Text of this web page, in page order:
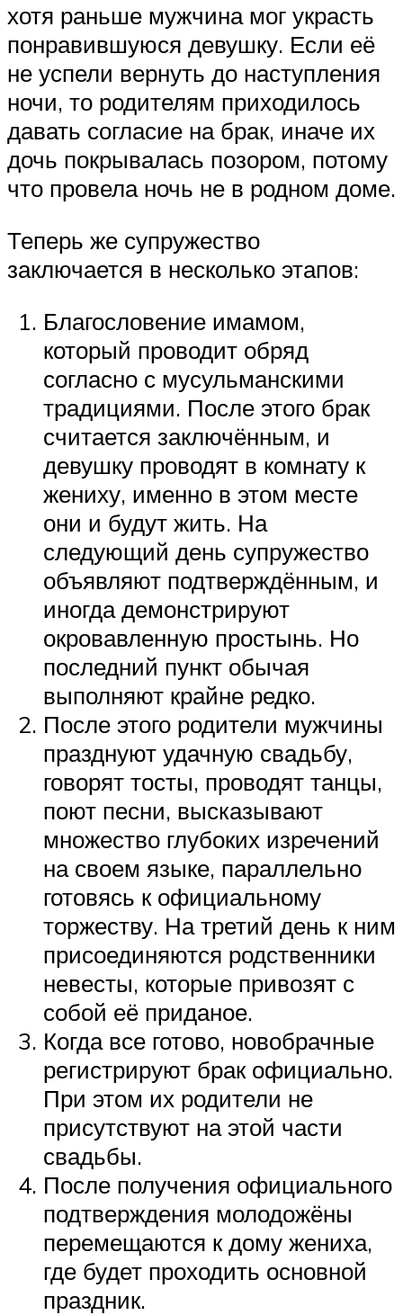
хотя раньше мужчина мог украсть
понравившуюся девушку. Если её
не успели вернуть до наступления
ночи, то родителям приходилось
давать согласие на брак, иначе их
дочь покрывалась позором, потому
что провела ночь не в родном доме.
Теперь же супружество
заключается в несколько этапов:
Благословение имамом,
который проводит обряд
согласно с мусульманскими
традициями. После этого брак
считается заключённым, и
девушку проводят в комнату к
жениху, именно в этом месте
они и будут жить. На
следующий день супружество
объявляют подтверждённым, и
иногда демонстрируют
окровавленную простынь. Но
последний пункт обычая
выполняют крайне редко.
После этого родители мужчины
празднуют удачную свадьбу,
говорят тосты, проводят танцы,
поют песни, высказывают
множество глубоких изречений
на своем языке, параллельно
готовясь к официальному
торжеству. На третий день к ним
присоединяются родственники
невесты, которые привозят с
собой её приданое.
Когда все готово, новобрачные
регистрируют брак официально.
При этом их родители не
присутствуют на этой части
свадьбы.
После получения официального
подтверждения молодожёны
перемещаются к дому жениха,
где будет проходить основной
праздник.